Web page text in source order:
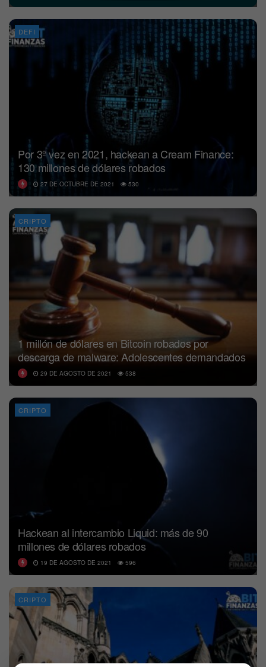
DEFI
Por 3º vez en 2021, hackean a Cream Finance:
130 millones de dólares robados
27 DE OCTUBRE DE 2021 530
CRIPTO
1 millón de dólares en Bitcoin robados por
descarga de malware: Adolescentes demandados
29 DE AGOSTO DE 2021 538
CRIPTO
Hackean al intercambio Liquid: más de 90
millones de dólares robados
19 DE AGOSTO DE 2021 596
CRIPTO